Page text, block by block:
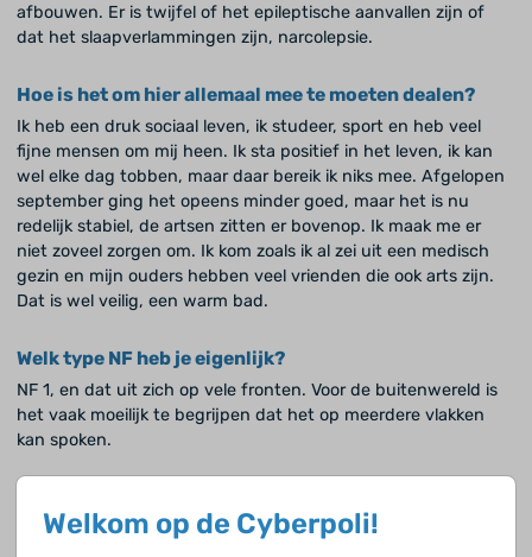
afbouwen. Er is twijfel of het epileptische aanvallen zijn of
dat het slaapverlammingen zijn, narcolepsie.
Hoe is het om hier allemaal mee te moeten dealen?
Ik heb een druk sociaal leven, ik studeer, sport en heb veel
fijne mensen om mij heen. Ik sta positief in het leven, ik kan
wel elke dag tobben, maar daar bereik ik niks mee. Afgelopen
september ging het opeens minder goed, maar het is nu
redelijk stabiel, de artsen zitten er bovenop. Ik maak me er
niet zoveel zorgen om. Ik kom zoals ik al zei uit een medisch
gezin en mijn ouders hebben veel vrienden die ook arts zijn.
Dat is wel veilig, een warm bad.
Welk type NF heb je eigenlijk?
NF 1, en dat uit zich op vele fronten. Voor de buitenwereld is
het vaak moeilijk te begrijpen dat het op meerdere vlakken
kan spoken.
Hardlopen, wielrennen, dansen, alle sporten die anderen
Welkom op de Cyberpoli!